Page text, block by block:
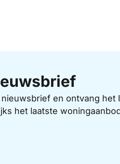
en ontvang het
het laatste